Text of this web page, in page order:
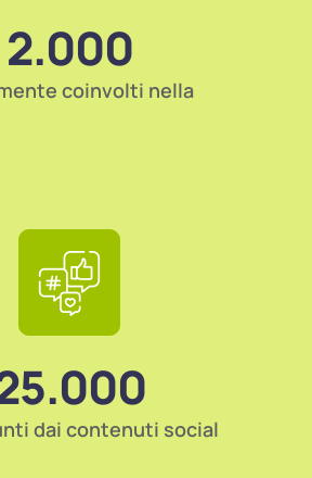
coinvolti nella
2.000
dai contenuti social